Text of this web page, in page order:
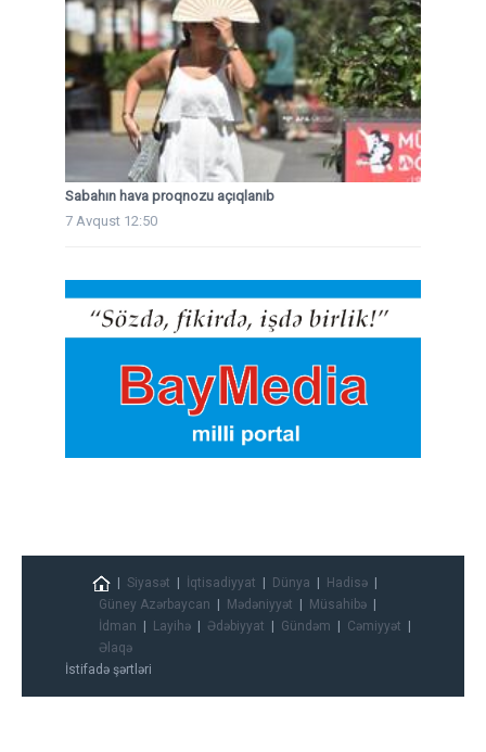
Sabahın hava proqnozu açıqlanıb
7 Avqust 12:50
Siyasət İqtisadiyyat Dünya
Hadisə
Güney Azərbaycan
Mədəniyyət
Müsahibə
İdman
Layihə Ədəbiyyat Gündəm
Cəmiyyət
Əlaqə
İstifadə şərtləri